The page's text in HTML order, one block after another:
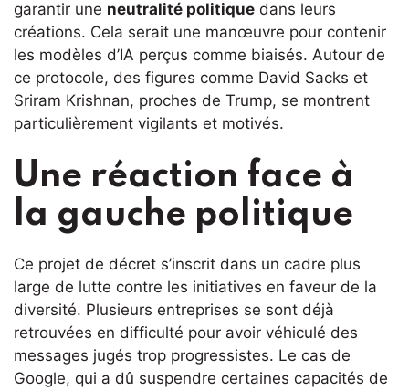
garantir une neutralité politique dans leurs
créations. Cela serait une manœuvre pour contenir
les modèles d’IA perçus comme biaisés. Autour de
ce protocole, des figures comme David Sacks et
Sriram Krishnan, proches de Trump, se montrent
particulièrement vigilants et motivés.
Une réaction face à
la gauche politique
Ce projet de décret s’inscrit dans un cadre plus
large de lutte contre les initiatives en faveur de la
diversité. Plusieurs entreprises se sont déjà
retrouvées en difficulté pour avoir véhiculé des
messages jugés trop progressistes. Le cas de
Google, qui a dû suspendre certaines capacités de